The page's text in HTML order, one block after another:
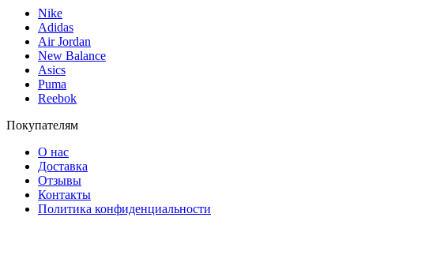
Nike
Adidas
Air Jordan
New Balance
Asics
Puma
Reebok
Покупателям
О нас
Доставка
Отзывы
Контакты
Политика конфиденциальности